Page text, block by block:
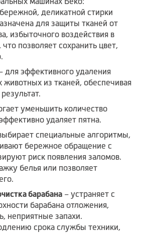
деликатной стирки
для защиты тканей от
избыточного воздействия в
позволяет сохранить цвет,
для эффективного удаления
из тканей, обеспечивая
уменьшить количество
удаляет пятна.
специальные алгоритмы,
бережное обращение с
риск появления заломов.
белья или позволяет
барабана – устраняет с
барабана отложения,
неприятные запахи.
срока службы техники,